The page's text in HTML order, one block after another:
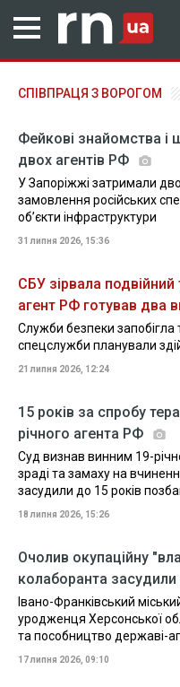
СПІВПРАЦЯ З ВОРОГОМ
Фейкові знайомства і
двох агентів РФ
У Запоріжжі затримали
замовлення російських
об’єкти інфраструктури
31 липня 2026, 15:36
СБУ зірвала подвійний
агент РФ готував два
Служби безпеки запобігла
спецслужби планували
21 липня 2026, 12:24
15 років за спробу
річного агента РФ
Суд визнав винним 19-
зраді та замаху на
засудили до 15 років
18 липня 2026, 15:26
Очолив окупаційну
колаборанта
Івано-Франківський
уродженця Херсонської
та пособництво державі-
17 липня 2026, 09:10